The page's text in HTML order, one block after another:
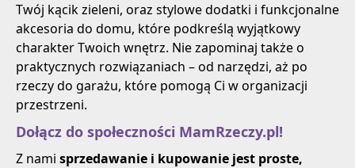
Twój kącik zieleni, oraz stylowe dodatki i funkcjonalne
akcesoria do domu, które podkreślą wyjątkowy
charakter Twoich wnętrz. Nie zapominaj także o
praktycznych rozwiązaniach – od narzędzi, aż po
rzeczy do garażu, które pomogą Ci w organizacji
przestrzeni.
Dołącz do społeczności MamRzeczy.pl!
Z nami sprzedawanie i kupowanie jest proste,